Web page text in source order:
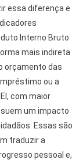
essa diferença e
Interno Bruto
mais indireta
orçamento das
ou a
com maior
um impacto
Essas são
traduzir a
pessoal e,